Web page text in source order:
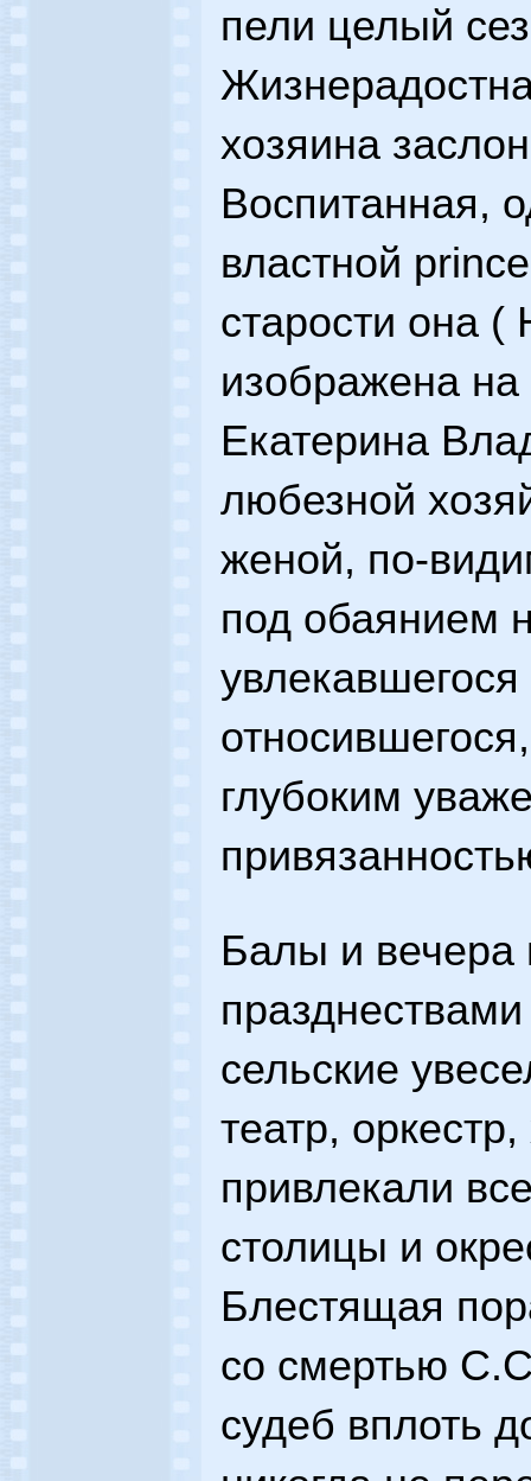
пели целый
хозяина
Воспитанная,
властной
старости она
изображена
Екатерина
любезной
женой, по-
под обаянием
глубоким
Балы и вечера
сельские
театр,
привлекали
столицы и
Блестящая
со смертью
судеб вплоть